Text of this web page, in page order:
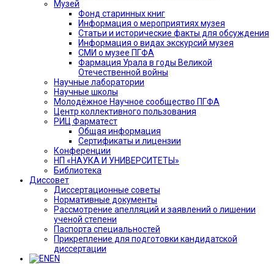
Музей
Фонд старинных книг
Информация о мероприятиях музея
Статьи и исторические факты для обсуждения
Информация о видах экскурсий музея
СМИ о музее ПГФА
Фармация Урала в годы Великой
Отечественной войны
Научные лаборатории
Научные школы
Молодёжное Научное сообщество ПГФА
Центр коллективного пользования
РИЦ Фарматест
Общая информация
Сертификаты и лицензии
Конференции
НП «НАУКА И УНИВЕРСИТЕТЫ»
Библиотека
Диссовет
Диссертационные советы
Нормативные документы
Рассмотрение апелляций и заявлений о лишении
ученой степени
Паспорта специальностей
Прикрепление для подготовки кандидатской
диссертации
EN